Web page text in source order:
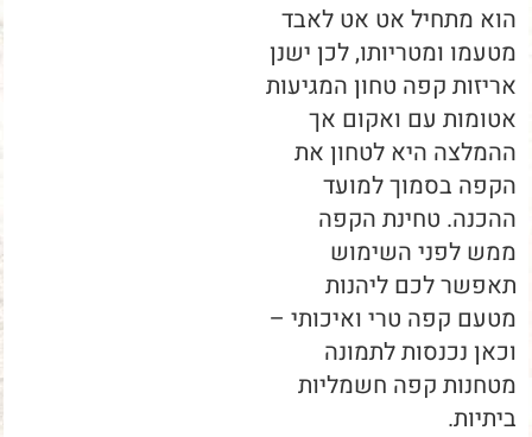
הוא מתחיל אט אט לאבד
מטעמו ומטריותו, לכן ישנן
אריזות קפה טחון המגיעות
אטומות עם ואקום אך
ההמלצה היא לטחון את
הקפה בסמוך למועד
ההכנה. טחינת הקפה
ממש לפני השימוש
תאפשר לכם ליהנות
מטעם קפה טרי ואיכותי –
וכאן נכנסות לתמונה
מטחנות קפה חשמליות
ביתיות.